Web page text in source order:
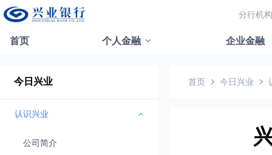
分行机构
首页 个人金融 企业金融
今日兴业
认识兴业
公司简介
首页 今日兴业